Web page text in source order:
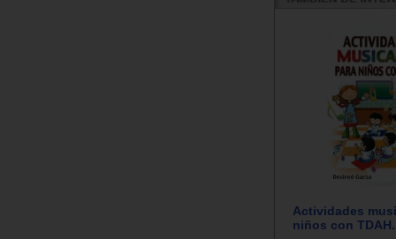
Actividades
niños con